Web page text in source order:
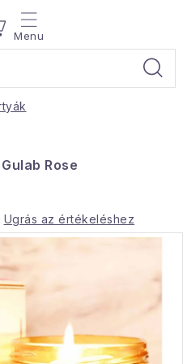
KOSÁR
Rose
Ugrás az értékeléshez